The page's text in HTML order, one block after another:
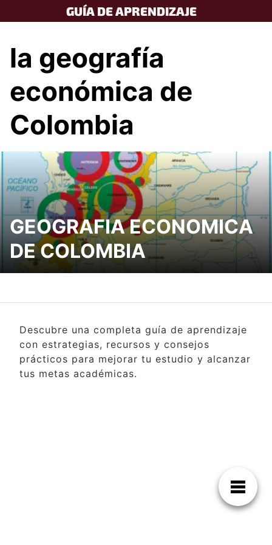
to
GUÍA DE APRENDIZAJE
la geografía
económica de
Colombia
GEOGRAFIA ECONOMICA
DE COLOMBIA
Descubre una completa guía de aprendizaje
con estrategias, recursos y consejos
prácticos para mejorar tu estudio y alcanzar
tus metas académicas.